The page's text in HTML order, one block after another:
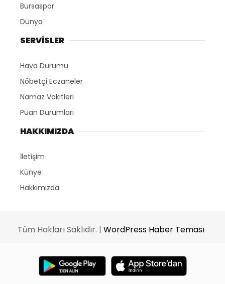
Bursaspor
Dünya
SERVİSLER
Hava Durumu
Nöbetçi Eczaneler
Namaz Vakitleri
Puan Durumları
HAKKIMIZDA
İletişim
Künye
Hakkımızda
Tüm Hakları Saklıdır. | WordPress Haber Teması